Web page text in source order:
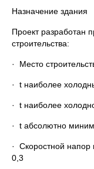
Назначение здания
Проект разработан
строительства:
· Место
· t наиболее
· t наиболее
· t абсолютно
· Скоростной напор
0,3